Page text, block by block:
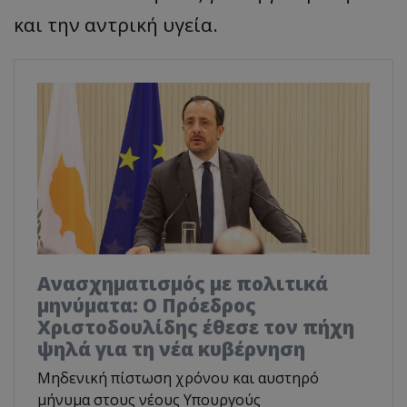
και την αντρική υγεία.
Ανασχηματισμός με πολιτικά
μηνύματα: Ο Πρόεδρος
Χριστοδουλίδης έθεσε τον πήχη
ψηλά για τη νέα κυβέρνηση
Μηδενική πίστωση χρόνου και αυστηρό
μήνυμα στους νέους Υπουργούς